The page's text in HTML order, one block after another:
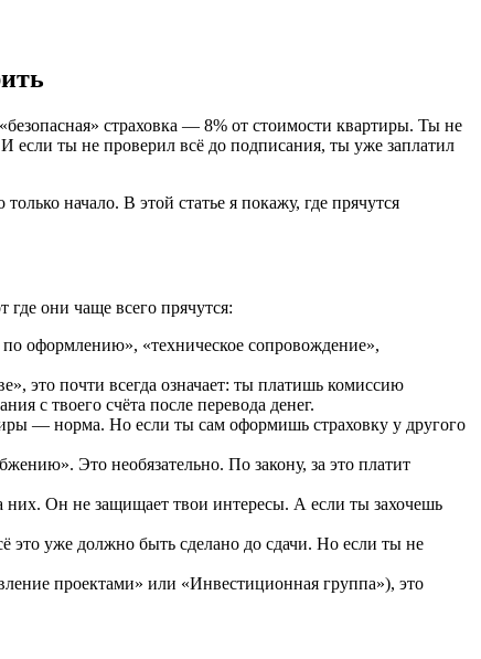
страховка — 8% от стоимости квартиры. Ты не
если ты не проверил всё до подписания, ты уже заплатил
начало. В этой статье я покажу, где прячутся
они чаще всего прячутся:
оформлению», «техническое сопровождение»,
это почти всегда означает: ты платишь комиссию
с твоего счёта после перевода денег.
— норма. Но если ты сам оформишь страховку у другого
Это необязательно. По закону, за это платит
них. Он не защищает твои интересы. А если ты захочешь
это уже должно быть сделано до сдачи. Но если ты не
проектами» или «Инвестиционная группа»), это